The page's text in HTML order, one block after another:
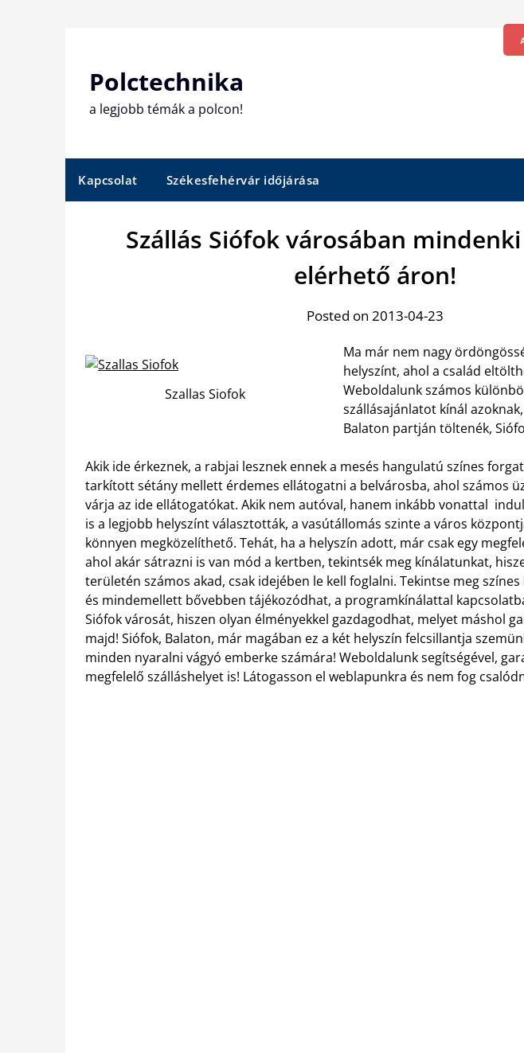
Polctechnika
a legjobb témák a polcon!
Kapcsolat Székesfehérvár időjárása
Szállás Siófok városában
elérhető áron!
Posted on 2013-04-23
Szallas Siofok
Ma már nem nagy
helyszínt, ahol a család
Weboldalunk számos
szállásajánlatot kínál
Balaton partján töltenék,
Akik ide érkeznek, a rabjai lesznek ennek a mesés hangulatú színes
tarkított sétány mellett érdemes ellátogatni a belvárosba, ahol számos
várja az ide ellátogatókat. Akik nem autóval, hanem inkább vonattal
is a legjobb helyszínt választották, a vasútállomás szinte a város
könnyen megközelíthető. Tehát, ha a helyszín adott, már csak egy
ahol akár sátrazni is van mód a kertben, tekintsék meg kínálatunkat,
területén számos akad, csak idejében le kell foglalni. Tekintse meg
és mindemellett bővebben tájékozódhat, a programkínálattal
Siófok városát, hiszen olyan élményekkel gazdagodhat, melyet máshol
majd! Siófok, Balaton, már magában ez a két helyszín felcsillantja
minden nyaralni vágyó emberke számára! Weboldalunk segítségével,
megfelelő szálláshelyet is! Látogasson el weblapunkra és nem fog